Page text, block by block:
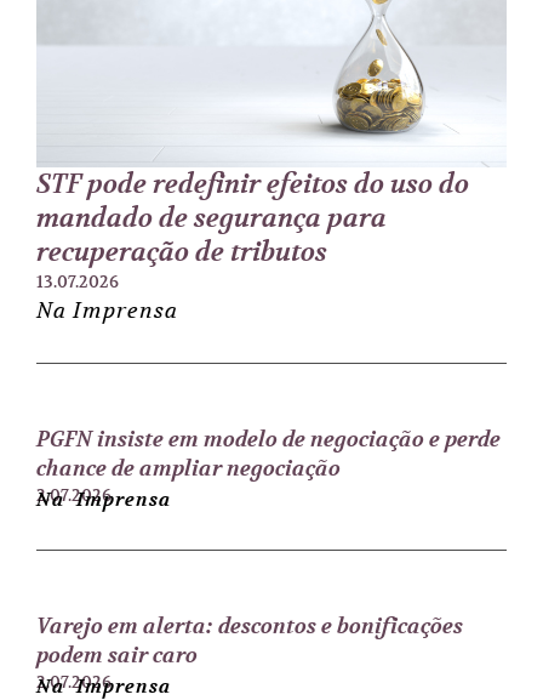
STF pode redefinir efeitos do uso do
mandado de segurança para
recuperação de tributos
13.07.2026
Na Imprensa
PGFN insiste em modelo de negociação e perde
chance de ampliar negociação
2.07.2026
Na Imprensa
Varejo em alerta: descontos e bonificações
podem sair caro
2.07.2026
Na Imprensa